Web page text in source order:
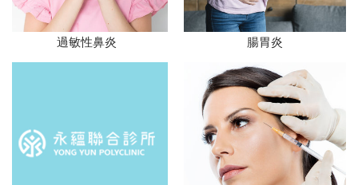
過敏性鼻炎 腸胃炎